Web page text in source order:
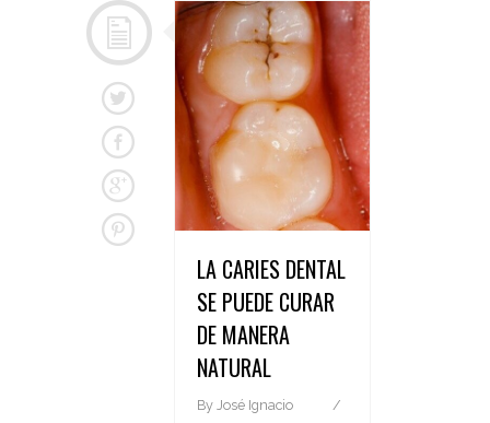
LA CARIES DENTAL
SE PUEDE CURAR
DE MANERA
NATURAL
By José Ignacio